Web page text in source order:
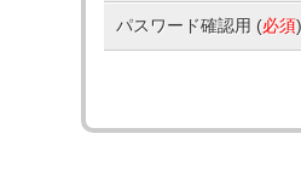
パスワード確認用 (必須)